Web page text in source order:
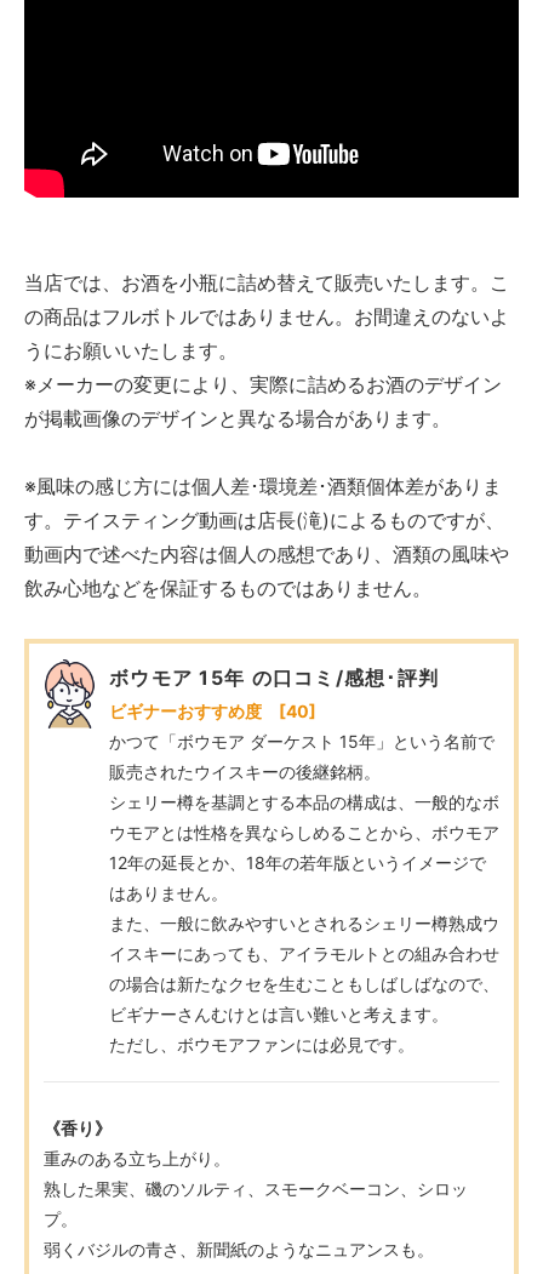
当店では、お酒を小瓶に詰め替えて販売いたします。こ
の商品はフルボトルではありません。お間違えのないよ
うにお願いいたします。
※メーカーの変更により、実際に詰めるお酒のデザイン
が掲載画像のデザインと異なる場合があります。
※風味の感じ方には個人差･環境差･酒類個体差がありま
す。テイスティング動画は店長(滝)によるものですが、
動画内で述べた内容は個人の感想であり、酒類の風味や
飲み心地などを保証するものではありません。
ボウモア 15年 の口コミ/感想･評判
ビギナーおすすめ度 [40]
かつて「ボウモア ダーケスト 15年」という名前で
販売されたウイスキーの後継銘柄。
シェリー樽を基調とする本品の構成は、一般的なボ
ウモアとは性格を異ならしめることから、ボウモア
12年の延長とか、18年の若年版というイメージで
はありません。
また、一般に飲みやすいとされるシェリー樽熟成ウ
イスキーにあっても、アイラモルトとの組み合わせ
の場合は新たなクセを生むこともしばしばなので、
ビギナーさんむけとは言い難いと考えます。
ただし、ボウモアファンには必見です。
《香り》
重みのある立ち上がり。
熟した果実、磯のソルティ、スモークベーコン、シロッ
プ。
弱くバジルの青さ、新聞紙のようなニュアンスも。